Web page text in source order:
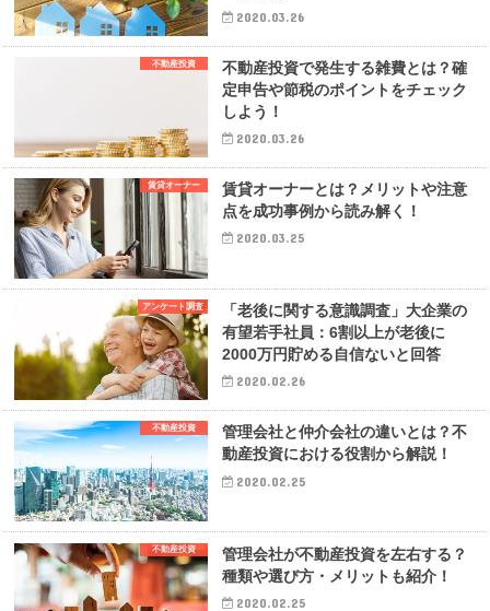
2020.03.26
不動産投資
不動産投資で発生する雑費とは？確
定申告や節税のポイントをチェック
しよう！
2020.03.26
賃貸オーナー
賃貸オーナーとは？メリットや注意
点を成功事例から読み解く！
2020.03.25
アンケート調査
「老後に関する意識調査」大企業の
有望若手社員：6割以上が老後に
2000万円貯める自信ないと回答
2020.02.26
不動産投資
管理会社と仲介会社の違いとは？不
動産投資における役割から解説！
2020.02.25
不動産投資
管理会社が不動産投資を左右する？
種類や選び方・メリットも紹介！
2020.02.25